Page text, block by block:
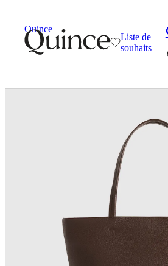
Quince
Liste de
souhaits